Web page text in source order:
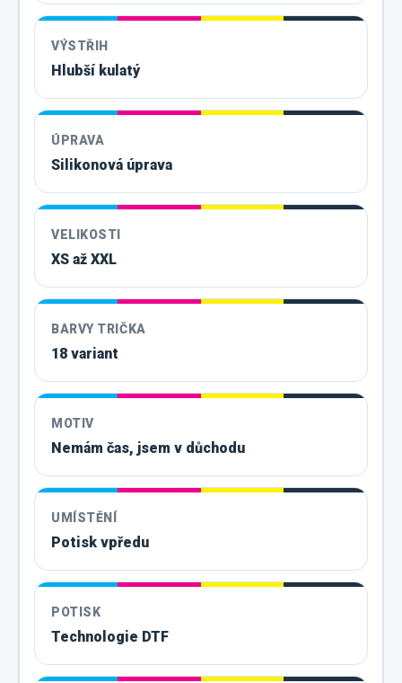
VÝSTŘIH
Hlubší kulatý
ÚPRAVA
Silikonová úprava
VELIKOSTI
XS až XXL
BARVY TRIČKA
18 variant
MOTIV
Nemám čas, jsem v důchodu
UMÍSTĚNÍ
Potisk vpředu
POTISK
Technologie DTF